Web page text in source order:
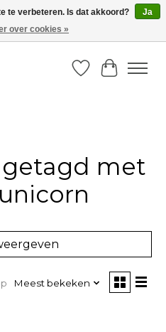
van 14u -16u
Verlanglijst
met
Meest bekeken
te verbeteren. Is dat akkoord?
Ja
over cookies »